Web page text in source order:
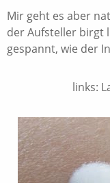
Mir geht es aber
der Aufsteller birgt
gespannt, wie der
links: